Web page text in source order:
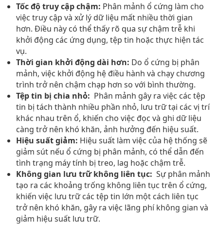
Tốc độ truy cập chậm: Phân mảnh ổ cứng làm cho
việc truy cập và xử lý dữ liệu mất nhiều thời gian
hơn. Điều này có thể thấy rõ qua sự chậm trễ khi
khởi động các ứng dụng, tệp tin hoặc thực hiện tác
vụ.
Thời gian khởi động dài hơn: Do ổ cứng bị phân
mảnh, việc khởi động hệ điều hành và chạy chương
trình trở nên chậm chạp hơn so với bình thường.
Tệp tin bị chia nhỏ: Phân mảnh gây ra việc các tệp
tin bị tách thành nhiều phần nhỏ, lưu trữ tại các vị trí
khác nhau trên ổ, khiến cho việc đọc và ghi dữ liệu
càng trở nên khó khăn, ảnh hưởng đến hiệu suất.
Hiệu suất giảm: Hiệu suất làm việc của hệ thống sẽ
giảm sút nếu ổ cứng bị phân mảnh, có thể dẫn đến
tình trạng máy tính bị treo, lag hoặc chậm trễ.
Không gian lưu trữ không liên tục: Sự phân mảnh
tạo ra các khoảng trống không liên tục trên ổ cứng,
khiến việc lưu trữ các tệp tin lớn một cách liên tục
trở nên khó khăn, gây ra việc lãng phí không gian và
giảm hiệu suất lưu trữ.